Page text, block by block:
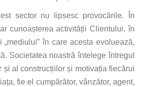
sector nu lipsesc provocările. În
cunoașterea activității Clientului, în
„mediului” în care acesta evoluează,
Societatea noastră întelege întregul
și al construcțiilor și motivația fiecărui
fie el cumpărător, vânzător, agent,